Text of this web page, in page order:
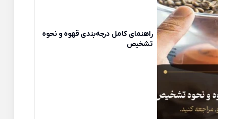
راهنمای کامل درجه‌بندی قهوه و نحوه
تشخیص